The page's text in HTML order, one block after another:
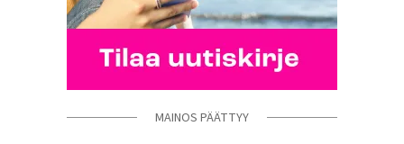
MAINOS PÄÄTTYY